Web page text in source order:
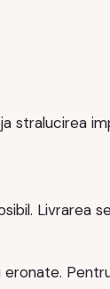
stralucirea
Livrarea